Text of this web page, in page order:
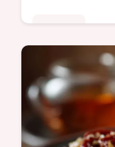
Le mariage
des
gâteau vanille